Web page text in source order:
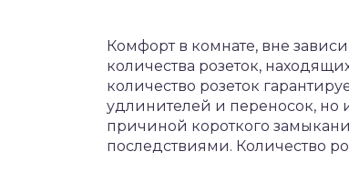
Комфорт в комнате, вне
количества розеток,
количество розеток
удлинителей и переносок, но
причиной короткого
последствиями. Количество